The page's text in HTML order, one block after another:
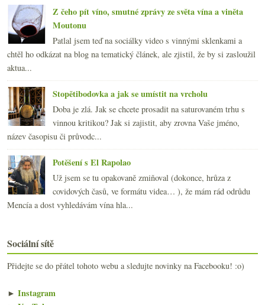
Z čeho pít víno, smutné zprávy ze světa vína a viněta
Moutonu
Patlal jsem teď na sociálky video s vinnými sklenkami a
chtěl ho odkázat na blog na tematický článek, ale zjistil, že by si zasloužil
aktua...
Stopětibodovka a jak se umístit na vrcholu
Doba je zlá. Jak se chcete prosadit na saturovaném trhu s
vinnou kritikou? Jak si zajistit, aby zrovna Vaše jméno,
název časopisu či průvodc...
Potěšení s El Rapolao
Už jsem se tu opakovaně zmiňoval (dokonce, hrůza z
covidových časů, ve formátu videa… ), že mám rád odrůdu
Mencía a dost vyhledávám vína hla...
Sociální sítě
Přidejte se do přátel tohoto webu a sledujte novinky na Facebooku! :o)
► Instagram